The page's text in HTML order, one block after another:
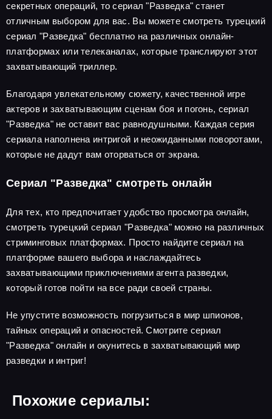
секретных операций, то сериал "Разведка" станет
отличным выбором для вас. Вы можете смотреть турецкий
сериал "Разведка" бесплатно на различных онлайн-
платформах или телеканалах, которые транслируют этот
захватывающий триллер.
Благодаря увлекательному сюжету, качественной игре
актеров и захватывающим сценам боя и погонь, сериал
"Разведка" не оставит вас равнодушными. Каждая серия
сериала наполнена интригой и неожиданными поворотами,
которые не дадут вам оторваться от экрана.
Сериал "Разведка" смотреть онлайн
Для тех, кто предпочитает удобство просмотра онлайн,
смотреть турецкий сериал "Разведка" можно на различных
стриминговых платформах. Просто найдите сериал на
платформе вашего выбора и наслаждайтесь
захватывающими приключениями агента разведки,
который готов пойти на все ради своей страны.
Не упустите возможность погрузиться в мир шпионов,
тайных операций и опасностей. Смотрите сериал
"Разведка" онлайн и окунитесь в захватывающий мир
разведки и интриг!
Похожие сериалы: